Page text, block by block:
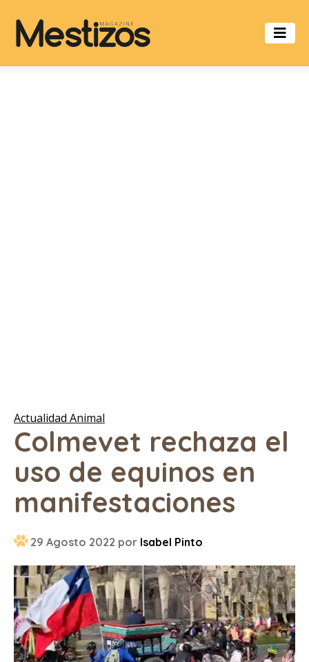
Actualidad Animal
Colmevet rechaza el
uso de equinos en
manifestaciones
29 Agosto 2022 por Isabel Pinto